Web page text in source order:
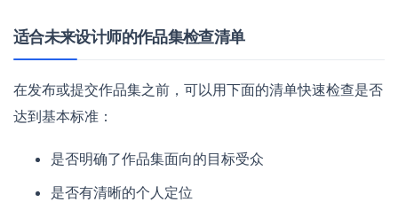
适合未来设计师的作品集检查清单
在发布或提交作品集之前，可以用下面的清单快速检查是否
达到基本标准：
是否明确了作品集面向的目标受众
是否有清晰的个人定位